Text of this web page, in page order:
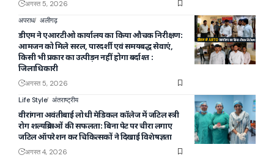
अगस्त 5, 2026
अपराध अलीगढ़
डीएम ने एआरटीओ कार्यालय का किया औचक निरीक्षण:
आमजन को मिले सरल, पारदर्शी एवं समयबद्ध सेवाएं,
किसी भी प्रकार का उत्पीड़न नहीं होगा बर्दाश्त :
जिलाधिकारी
अगस्त 5, 2026
Life Style अंतराष्ट्रीय
वीरांगना अवंतीबाई लोधी मेडिकल कॉलेज में जटिल स्त्री
रोग शल्यक्रियाओं की सफलता: बिना पेट पर चीरा लगाए
जटिल ऑपरेशन कर चिकित्सकों ने दिखाई विशेषज्ञता
अगस्त 4, 2026